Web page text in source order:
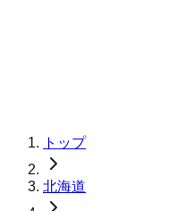
トップ
北海道